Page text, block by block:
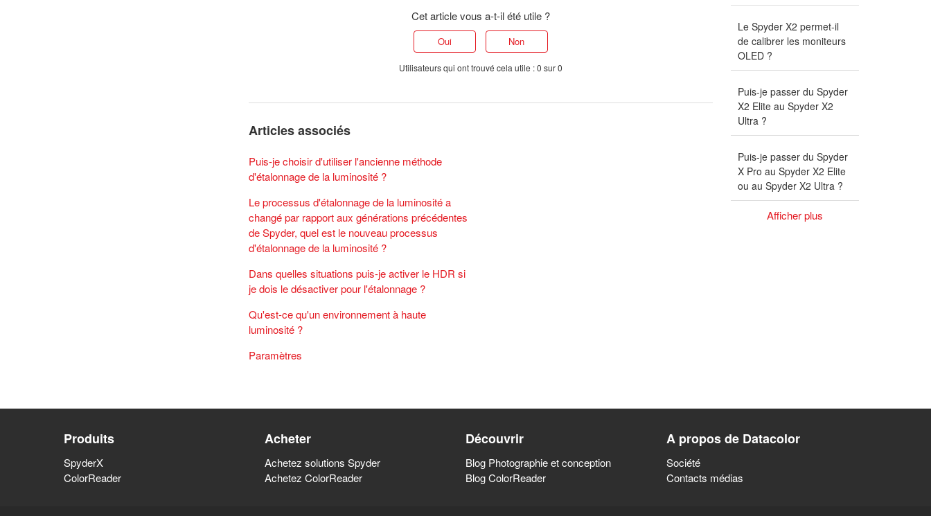
Le Spyder X2 permet-il
de calibrer les moniteurs
OLED ?
Puis-je passer du Spyder
X2 Elite au Spyder X2
Ultra ?
Puis-je passer du Spyder
X Pro au Spyder X2 Elite
ou au Spyder X2 Ultra ?
Afficher plus
Cet article vous a-t-il été utile ?
Oui Non
Utilisateurs qui ont trouvé cela utile : 0 sur 0
Articles associés
Puis-je choisir d'utiliser l'ancienne méthode
d'étalonnage de la luminosité ?
Le processus d'étalonnage de la luminosité a
changé par rapport aux générations précédentes
de Spyder, quel est le nouveau processus
d'étalonnage de la luminosité ?
Dans quelles situations puis-je activer le HDR si
je dois le désactiver pour l'étalonnage ?
Qu'est-ce qu'un environnement à haute
luminosité ?
Paramètres
Produits
SpyderX
ColorReader
Acheter
Achetez solutions Spyder
Achetez ColorReader
Découvrir
Blog Photographie et conception
Blog ColorReader
A propos de Datacolor
Société
Contacts médias